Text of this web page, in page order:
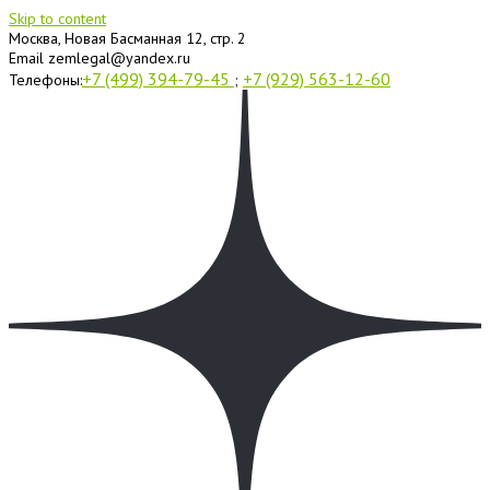
Skip to content
Москва, Новая Басманная 12, стр. 2
Email zemlegal@yandex.ru
Телефоны:+7 (499) 394-79-45 ; +7 (929) 563-12-60